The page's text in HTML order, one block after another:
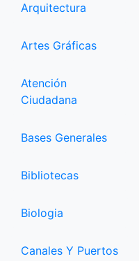
Arquitectura
Artes Gráficas
Atención
Ciudadana
Bases Generales
Bibliotecas
Biologia
Canales Y Puertos